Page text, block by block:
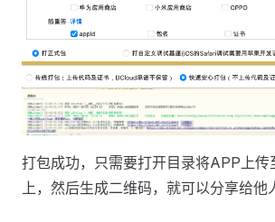
打包成功，只需要打开目录将APP上传
上，然后生成二维码，就可以分享给他